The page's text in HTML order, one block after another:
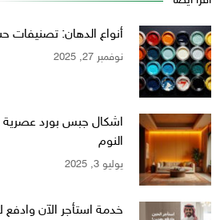
أنواع الدهان: تصنيفات
نوفمبر 27, 2025
النوم
يوليو 3, 2025
خدمة استأجر الآن